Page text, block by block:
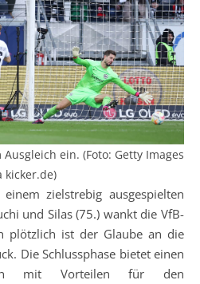
ein. (Foto: Getty Images
kicker.de)
zielstrebig ausgespielten
und Silas (75.) wankt die VfB-
plötzlich ist der Glaube an die
Die Schlussphase bietet einen
mit Vorteilen für den